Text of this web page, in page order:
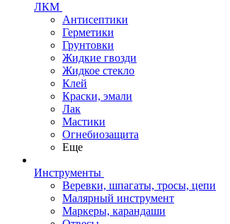
ЛКМ
Антисептики
Герметики
Грунтовки
Жидкие гвозди
Жидкое стекло
Клей
Краски, эмали
Лак
Мастики
Огнебиозащита
Еще
Инструменты
Веревки, шпагаты, тросы, цепи
Малярный инструмент
Маркеры, карандаши